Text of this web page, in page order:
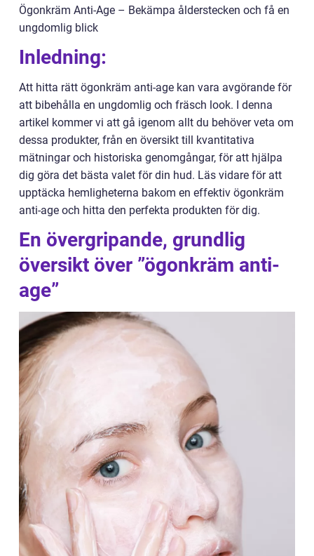
Ögonkräm Anti-Age – Bekämpa ålderstecken och få en
ungdomlig blick
Inledning:
Att hitta rätt ögonkräm anti-age kan vara avgörande för
att bibehålla en ungdomlig och fräsch look. I denna
artikel kommer vi att gå igenom allt du behöver veta om
dessa produkter, från en översikt till kvantitativa
mätningar och historiska genomgångar, för att hjälpa
dig göra det bästa valet för din hud. Läs vidare för att
upptäcka hemligheterna bakom en effektiv ögonkräm
anti-age och hitta den perfekta produkten för dig.
En övergripande, grundlig
översikt över ”ögonkräm anti-
age”